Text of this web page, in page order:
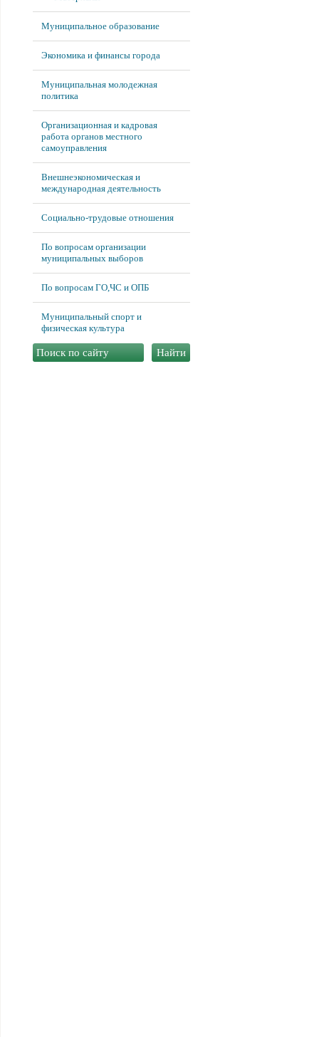
Муниципальное образование
Экономика и финансы города
Муниципальная молодежная
политика
Организационная и кадровая
работа органов местного
самоуправления
Внешнеэкономическая и
международная деятельность
Социально-трудовые отношения
По вопросам организации
муниципальных выборов
По вопросам ГО,ЧС и ОПБ
Муниципальный спорт и
физическая культура